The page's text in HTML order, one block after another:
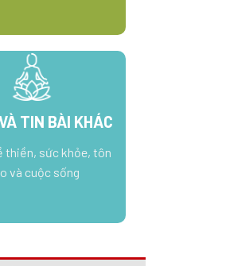
TIN BÀI KHÁC
thiền, sức khỏe, tôn
và cuộc sống